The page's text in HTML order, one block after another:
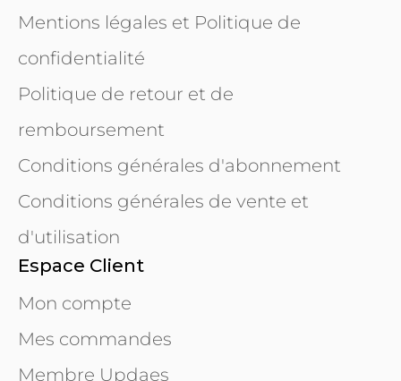
Mentions légales et Politique de
confidentialité
Politique de retour et de
remboursement
Conditions générales d'abonnement
Conditions générales de vente et
d'utilisation
Espace Client
Mon compte
Mes commandes
Membre Updaes